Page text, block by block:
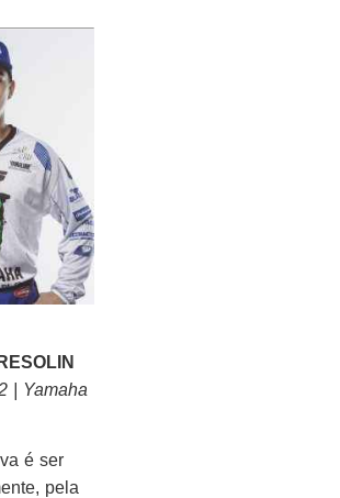
| Yamaha
é ser
pela